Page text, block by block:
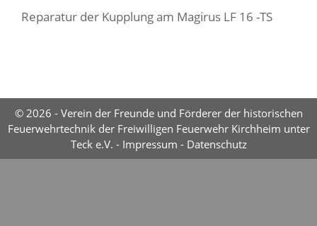
Reparatur der Kupplung am Magirus LF 16 -TS
© 2026 - Verein der Freunde und Förderer der historischen
Feuerwehrtechnik der Freiwilligen Feuerwehr Kirchheim unter
Teck e.V. - Impressum - Datenschutz